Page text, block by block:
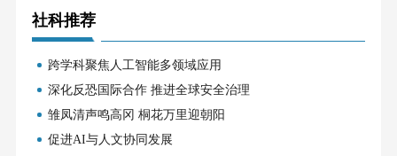
社科推荐
跨学科聚焦人工智能多领域应用
深化反恐国际合作 推进全球安全治理
雏凤清声鸣高冈 桐花万里迎朝阳
促进AI与人文协同发展